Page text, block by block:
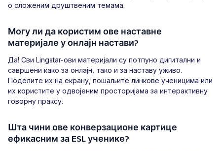
о сложеним друштвеним темама.
Могу ли да користим ове наставне
материјале у онлајн настави?
Да! Сви Lingstar-ови материјали су потпуно дигитални и
савршени како за онлајн, тако и за наставу уживо.
Поделите их на екрану, пошаљите линкове ученицима или
их користите у одвојеним просторијама за интерактивну
говорну праксу.
Шта чини ове конверзационе картице
ефикасним за ESL ученике?